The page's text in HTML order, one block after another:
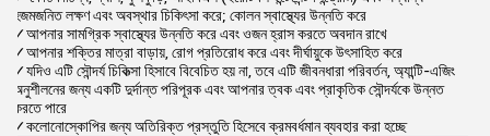
হজমজনিত লক্ষণ এবং অবস্থার চিকিৎসা করে; কোলন স্বাস্থ্যের উন্নতি করে
✓আপনার সামগ্রিক স্বাস্থ্যের উন্নতি করে এবং ওজন হ্রাস করতে অবদান রাখে
✓আপনার শক্তির মাত্রা বাড়ায়, রোগ প্রতিরোধ করে এবং দীর্ঘায়ুকে উৎসাহিত করে
✓যদিও এটি সৌন্দর্য চিকিত্সা হিসাবে বিবেচিত হয় না, তবে এটি জীবনধারা পরিবর্তন, অ্যান্টি-এজিং
অনুশীলনের জন্য একটি দুর্দান্ত পরিপূরক এবং আপনার ত্বক এবং প্রাকৃতিক সৌন্দর্যকে উন্নত
করতে পারে
✓কলোনোস্কোপির জন্য অতিরিক্ত প্রস্তুতি হিসেবে ক্রমবর্ধমান ব্যবহার করা হচ্ছে